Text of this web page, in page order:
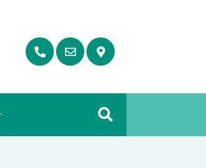
Buscar